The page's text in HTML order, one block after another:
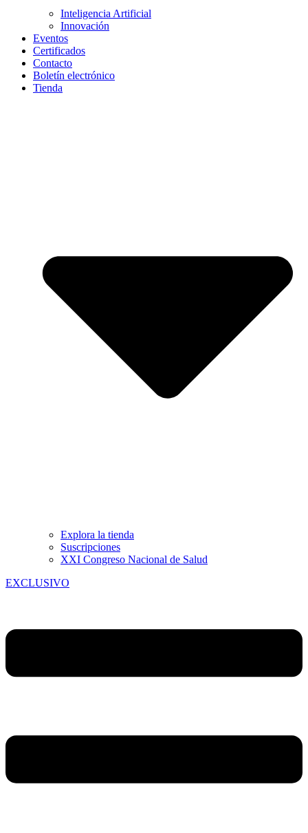
Inteligencia Artificial
Innovación
Eventos
Certificados
Contacto
Boletín electrónico
Tienda
Explora la tienda
Suscripciones
XXI Congreso Nacional de Salud
EXCLUSIVO